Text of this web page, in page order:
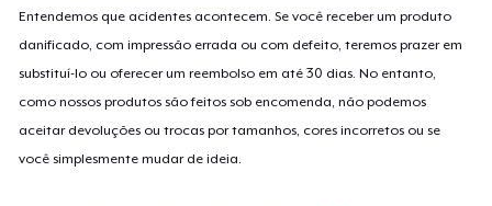
Entendemos que acidentes acontecem. Se você receber um produto
danificado, com impressão errada ou com defeito, teremos prazer em
substituí-lo ou oferecer um reembolso em até 30 dias. No entanto,
como nossos produtos são feitos sob encomenda, não podemos
aceitar devoluções ou trocas por tamanhos, cores incorretos ou se
você simplesmente mudar de ideia.